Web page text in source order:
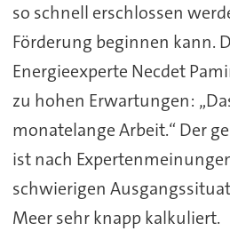
so schnell erschlossen
Förderung beginnen kann.
Energieexperte Necdet
zu hohen Erwartungen:
monatelange Arbeit.“ Der
ist nach
schwierigen
Meer sehr knapp kalkuliert.